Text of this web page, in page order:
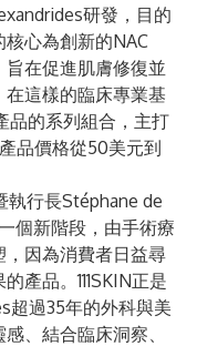
研發，目的
心為創新的NAC
在促進肌膚修復並
這樣的臨床專業基
品的系列組合，主打
品價格從50美元到
執行長Stéphane de
個新階段，由手術療
因為消費者日益尋
產品。111SKIN正是
超過35年的外科與美
、結合臨床洞察、